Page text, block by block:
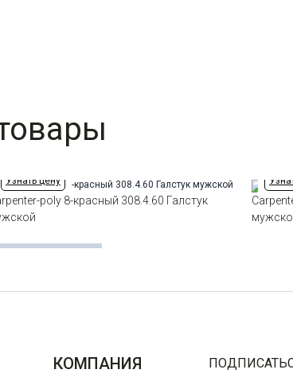
Узнать цену
poly 8-красный 308.4.60 Галстук
КОМПАНИЯ